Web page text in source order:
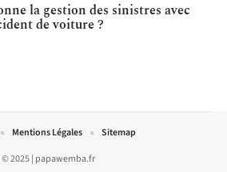
la gestion des sinistres avec
de voiture ?
© 2025 | papawemba.fr
Mentions Légales Sitemap